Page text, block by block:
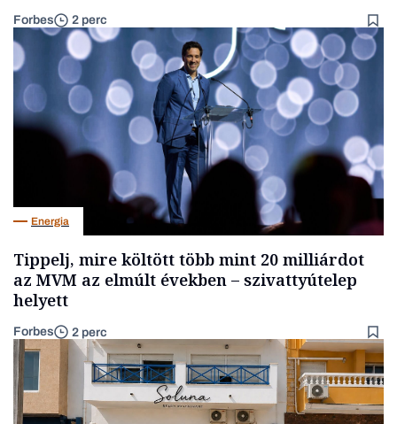
Forbes 2 perc
Energia
Tippelj, mire költött több mint 20 milliárdot
az MVM az elmúlt években – szivattyútelep
helyett
Forbes 2 perc